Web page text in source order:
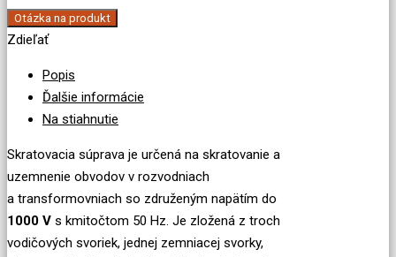
kV
Otázka na produkt
Zdieľať
Popis
Ďalšie informácie
Na stiahnutie
Skratovacia súprava je určená na skratovanie a
uzemnenie obvodov v rozvodniach
a transformovniach so združeným napätím do
1000 V s kmitočtom 50 Hz. Je zložená z troch
vodičových svoriek, jednej zemniacej svorky,